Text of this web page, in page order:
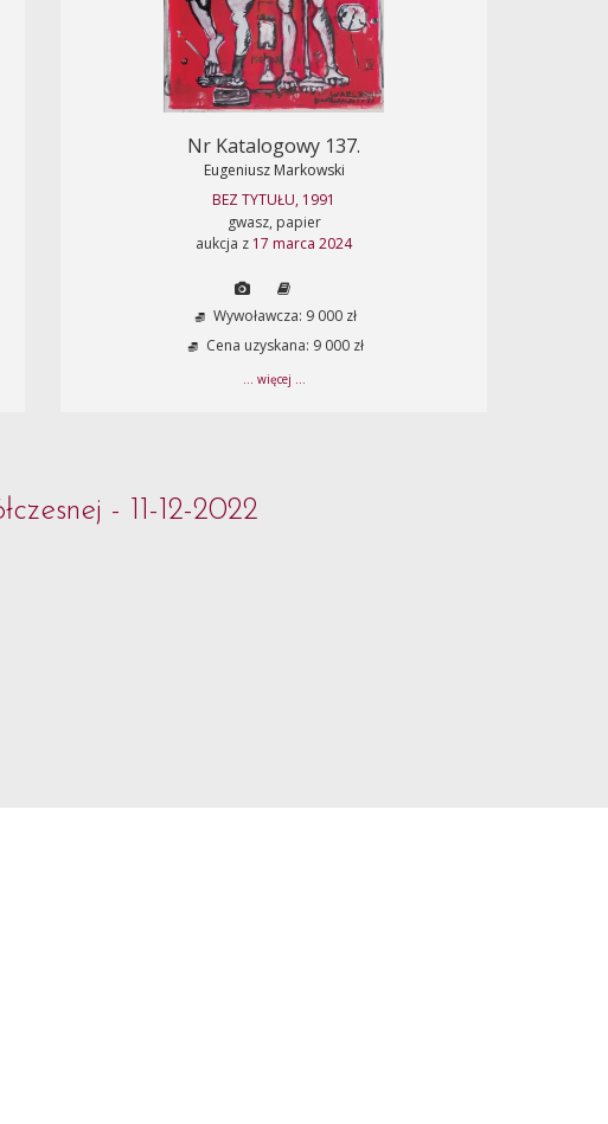
Nr Katalogowy 137.
Eugeniusz Markowski
BEZ TYTUŁU, 1991
gwasz, papier
aukcja z 17 marca 2024
Wywoławcza: 9 000 zł
Cena uzyskana: 9 000 zł
... więcej ...
- 11-12-2022